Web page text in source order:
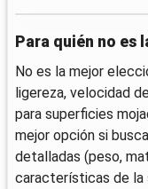
Para quién no es
No es la mejor
ligereza, velocidad
para superficies
mejor opción si
detalladas (peso,
características de la